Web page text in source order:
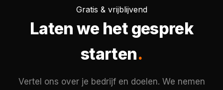
Gratis & vrijblijvend
Laten we het gesprek
starten.
Vertel ons over je bedrijf en doelen. We nemen